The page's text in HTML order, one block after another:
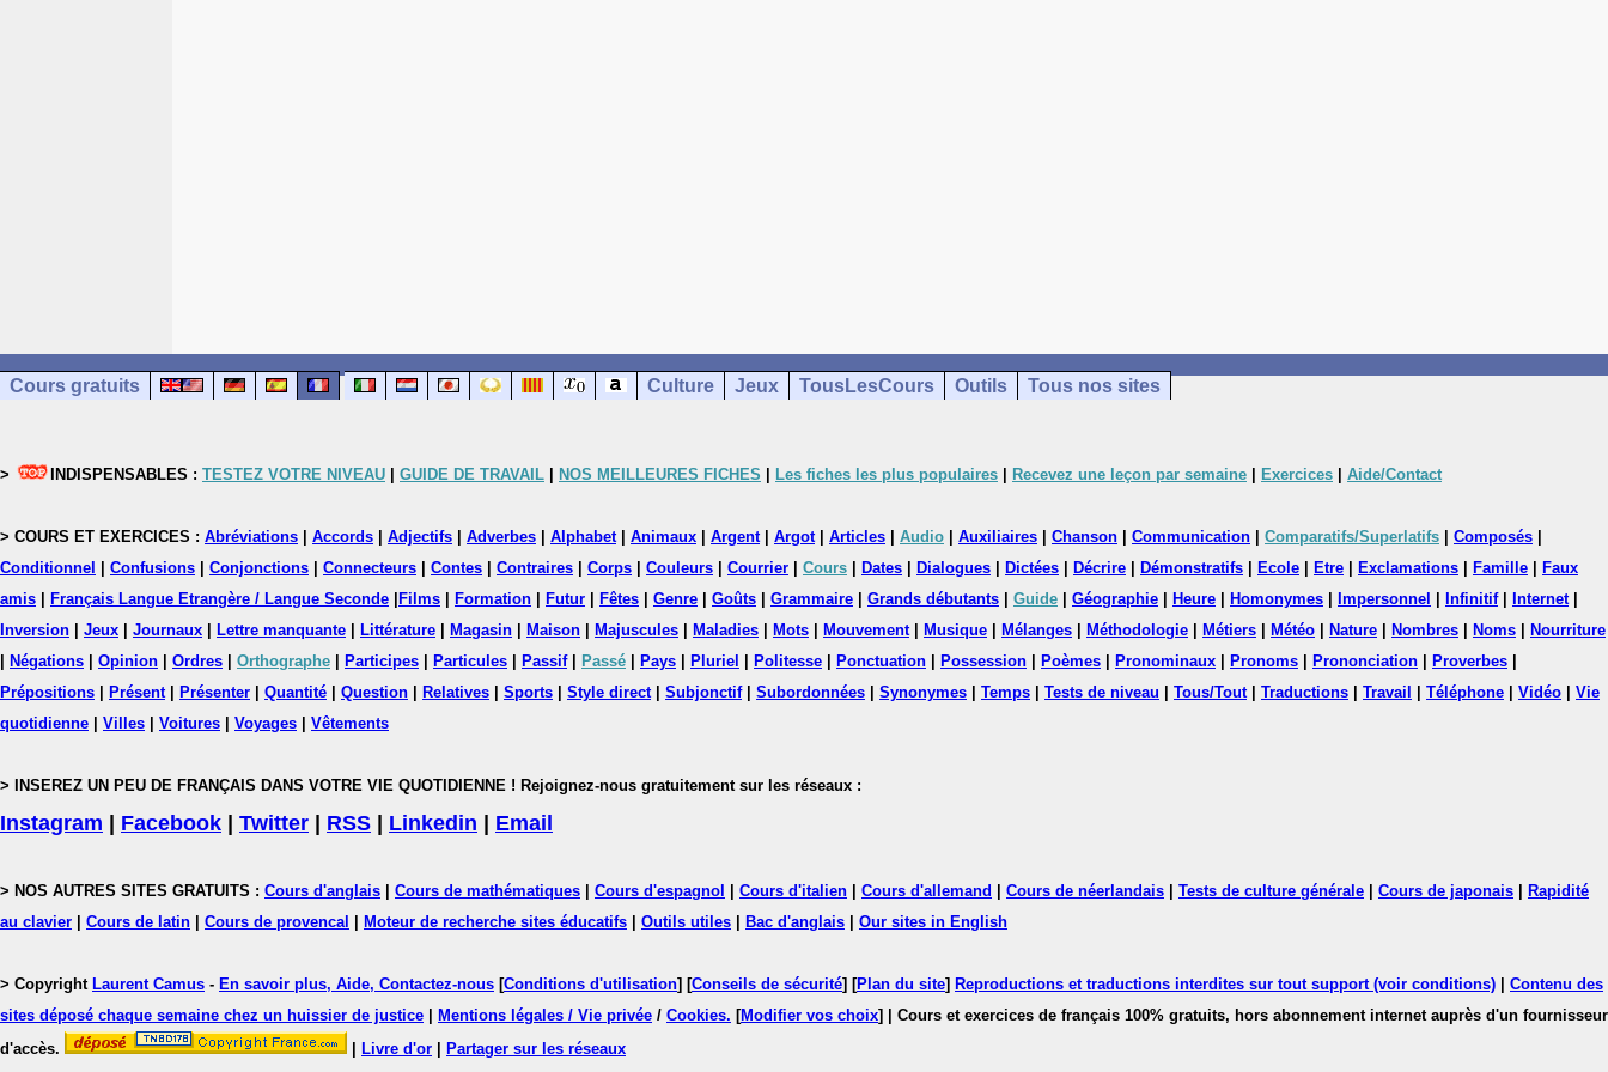
Cours gratuits Culture Jeux TousLesCours Outils Tous nos sites
> INDISPENSABLES : TESTEZ VOTRE NIVEAU GUIDE DE TRAVAIL NOS MEILLEURES FICHES Les fiches les plus populaires Recevez une leçon par semaine Exercices Aide/Contact
> COURS ET EXERCICES : Abréviations Accords Adjectifs Adverbes Alphabet| Animaux Argent| Argot| Articles Audio Auxiliaires Chanson Communication Comparatifs/Superlatifs Composés
Conditionnel
Confusions Conjonctions Connecteurs Contes Contraires Corps Couleurs Courrier Cours Dates Dialogues Dictées Décrire Démonstratifs Ecole Etre Exclamations Famille
Faux
amis
Français Langue Etrangère / Langue Seconde Films Formation Futur Fêtes Genre Goûts Grammaire Grands débutants Guide Géographie Heure Homonymes Impersonnel Infinitif| Internet|
Inversion
Jeux Journaux Lettre manquante Littérature Magasin Maison Majuscules Maladies Mots Mouvement| Musique Mélanges Méthodologie Métiers Météo Nature Nombres Noms
Nourriture
Négations Opinion Ordres Orthographe Participes Particules Passif| Passé Pays Pluriel Politesse Ponctuation Possession Poèmes Pronominaux Pronoms Prononciation Proverbes
Prépositions
Présent| Présenter Quantité Question Relatives Sports Style direct| Subjonctif| Subordonnées Synonymes Temps Tests de niveau Tous/Tout| Traductions Travail Téléphone Vidéo
Vie
quotidienne
Villes Voitures Voyages Vêtements
> INSEREZ UN PEU DE FRANÇAIS DANS VOTRE VIE QUOTIDIENNE ! Rejoignez-nous gratuitement sur les réseaux :
Instagram Facebook Twitter RSS Linkedin Email
> NOS AUTRES SITES GRATUITS : Cours d'anglais Cours de mathématiques Cours d'espagnol Cours d'italien Cours d'allemand Cours de néerlandais Tests de culture générale Cours de japonais
Rapidité
au clavier
Cours de latin Cours de provencal Moteur de recherche sites éducatifs Outils utiles Bac d'anglais Our sites in English
> Copyright Laurent Camus - En savoir plus, Aide, Contactez-nous [Conditions d'utilisation] [Conseils de sécurité] [Plan du site] Reproductions et traductions interdites sur tout support (voir conditions)
Contenu des
sites déposé chaque semaine chez un huissier de justice
Mentions légales / Vie privée / Cookies. [Modifier vos choix]
| Cours et exercices de français 100% gratuits, hors abonnement internet auprès d'un fournisseur
d'accès.
Livre d'or Partager sur les réseaux